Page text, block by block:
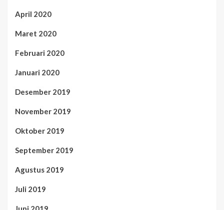
April 2020
Maret 2020
Februari 2020
Januari 2020
Desember 2019
November 2019
Oktober 2019
September 2019
Agustus 2019
Juli 2019